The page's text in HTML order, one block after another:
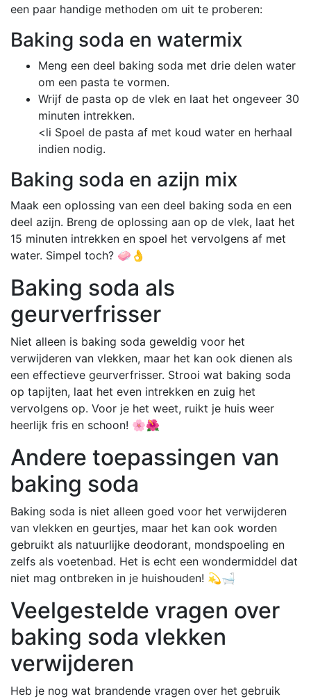
een paar handige methoden om uit te proberen:
Baking soda en watermix
Meng een deel baking soda met drie delen water
om een pasta te vormen.
Wrijf de pasta op de vlek en laat het ongeveer 30
minuten intrekken.
<li Spoel de pasta af met koud water en herhaal
indien nodig.
Baking soda en azijn mix
Maak een oplossing van een deel baking soda en een
deel azijn. Breng de oplossing aan op de vlek, laat het
15 minuten intrekken en spoel het vervolgens af met
water. Simpel toch? 🧼👌
Baking soda als
geurverfrisser
Niet alleen is baking soda geweldig voor het
verwijderen van vlekken, maar het kan ook dienen als
een effectieve geurverfrisser. Strooi wat baking soda
op tapijten, laat het even intrekken en zuig het
vervolgens op. Voor je het weet, ruikt je huis weer
heerlijk fris en schoon! 🌸🌺
Andere toepassingen van
baking soda
Baking soda is niet alleen goed voor het verwijderen
van vlekken en geurtjes, maar het kan ook worden
gebruikt als natuurlijke deodorant, mondspoeling en
zelfs als voetenbad. Het is echt een wondermiddel dat
niet mag ontbreken in je huishouden! 💫🛁
Veelgestelde vragen over
baking soda vlekken
verwijderen
Heb je nog wat brandende vragen over het gebruik